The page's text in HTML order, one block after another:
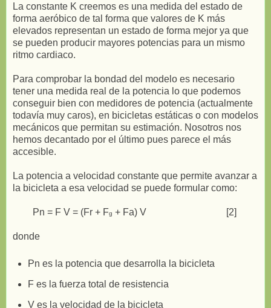
La constante K creemos es una medida del estado de
forma aeróbico de tal forma que valores de K más
elevados representan un estado de forma mejor ya que
se pueden producir mayores potencias para un mismo
ritmo cardiaco.
Para comprobar la bondad del modelo es necesario
tener una medida real de la potencia lo que podemos
conseguir bien con medidores de potencia (actualmente
todavía muy caros), en bicicletas estáticas o con modelos
mecánicos que permitan su estimación. Nosotros nos
hemos decantado por el último pues parece el más
accesible.
La potencia a velocidad constante que permite avanzar a
la bicicleta a esa velocidad se puede formular como:
Pn = F V = (Fr + Fg + Fa) V [2]
donde
Pn es la potencia que desarrolla la bicicleta
F es la fuerza total de resistencia
V es la velocidad de la bicicleta